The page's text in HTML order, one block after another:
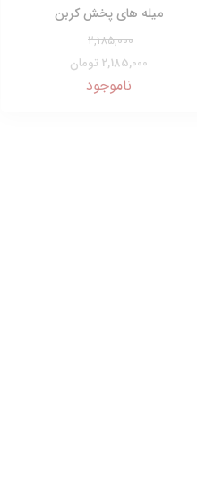
میله های پخش کربن
2,185,000
2,185,000 تومان
ناموجود